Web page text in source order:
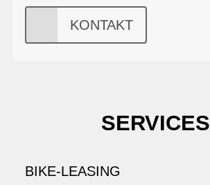
KONTAKT
SERVICES
BIKE-LEASING